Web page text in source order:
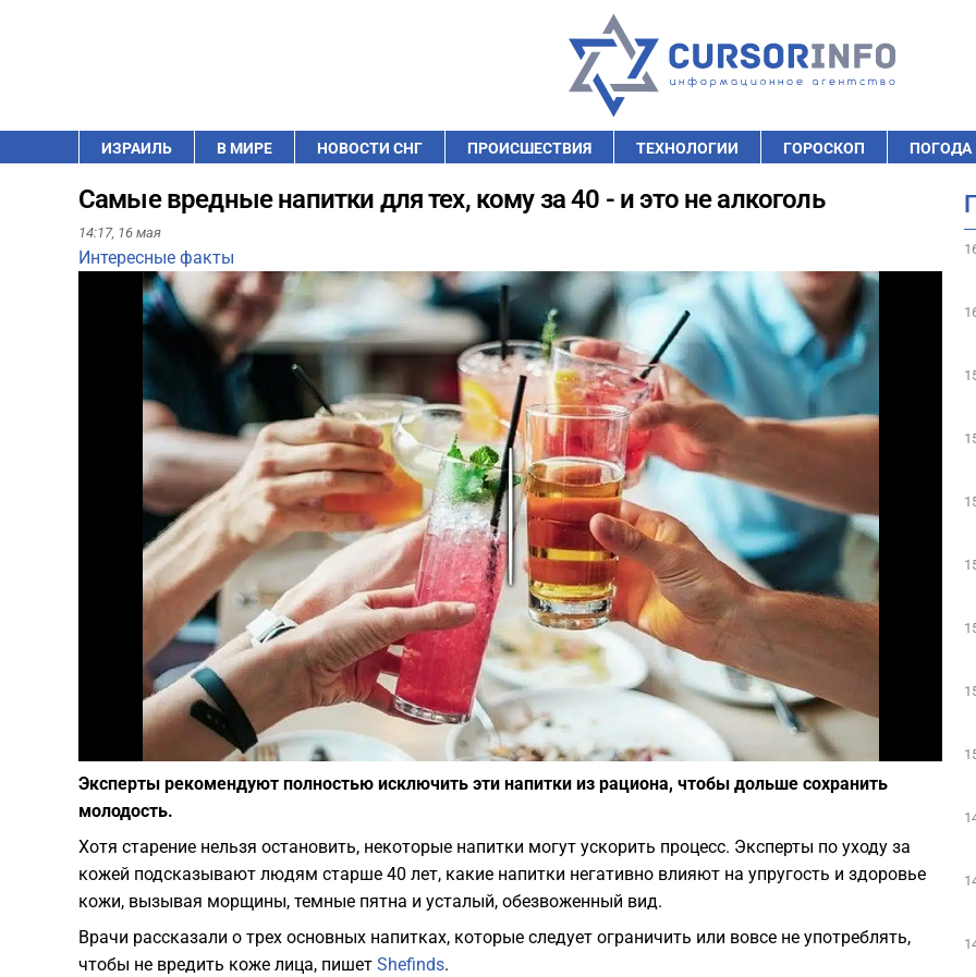
ИЗРАИЛЬ В МИРЕ НОВОСТИ СНГ ПРОИСШЕСТВИЯ ТЕХНОЛОГИИ ГОРОСКОП ПОГОДА
Самые вредные напитки для тех, кому за 40 - и это не алкоголь
14:17, 16 мая
Интересные факты
Play
Фото: pixabay.com
Эксперты рекомендуют полностью исключить эти напитки из рациона, чтобы дольше сохранить
молодость.
Хотя старение нельзя остановить, некоторые напитки могут ускорить процесс. Эксперты по уходу за
кожей подсказывают людям старше 40 лет, какие напитки негативно влияют на упругость и здоровье
кожи, вызывая морщины, темные пятна и усталый, обезвоженный вид.
Врачи рассказали о трех основных напитках, которые следует ограничить или вовсе не употреблять,
чтобы не вредить коже лица, пишет Shefinds.